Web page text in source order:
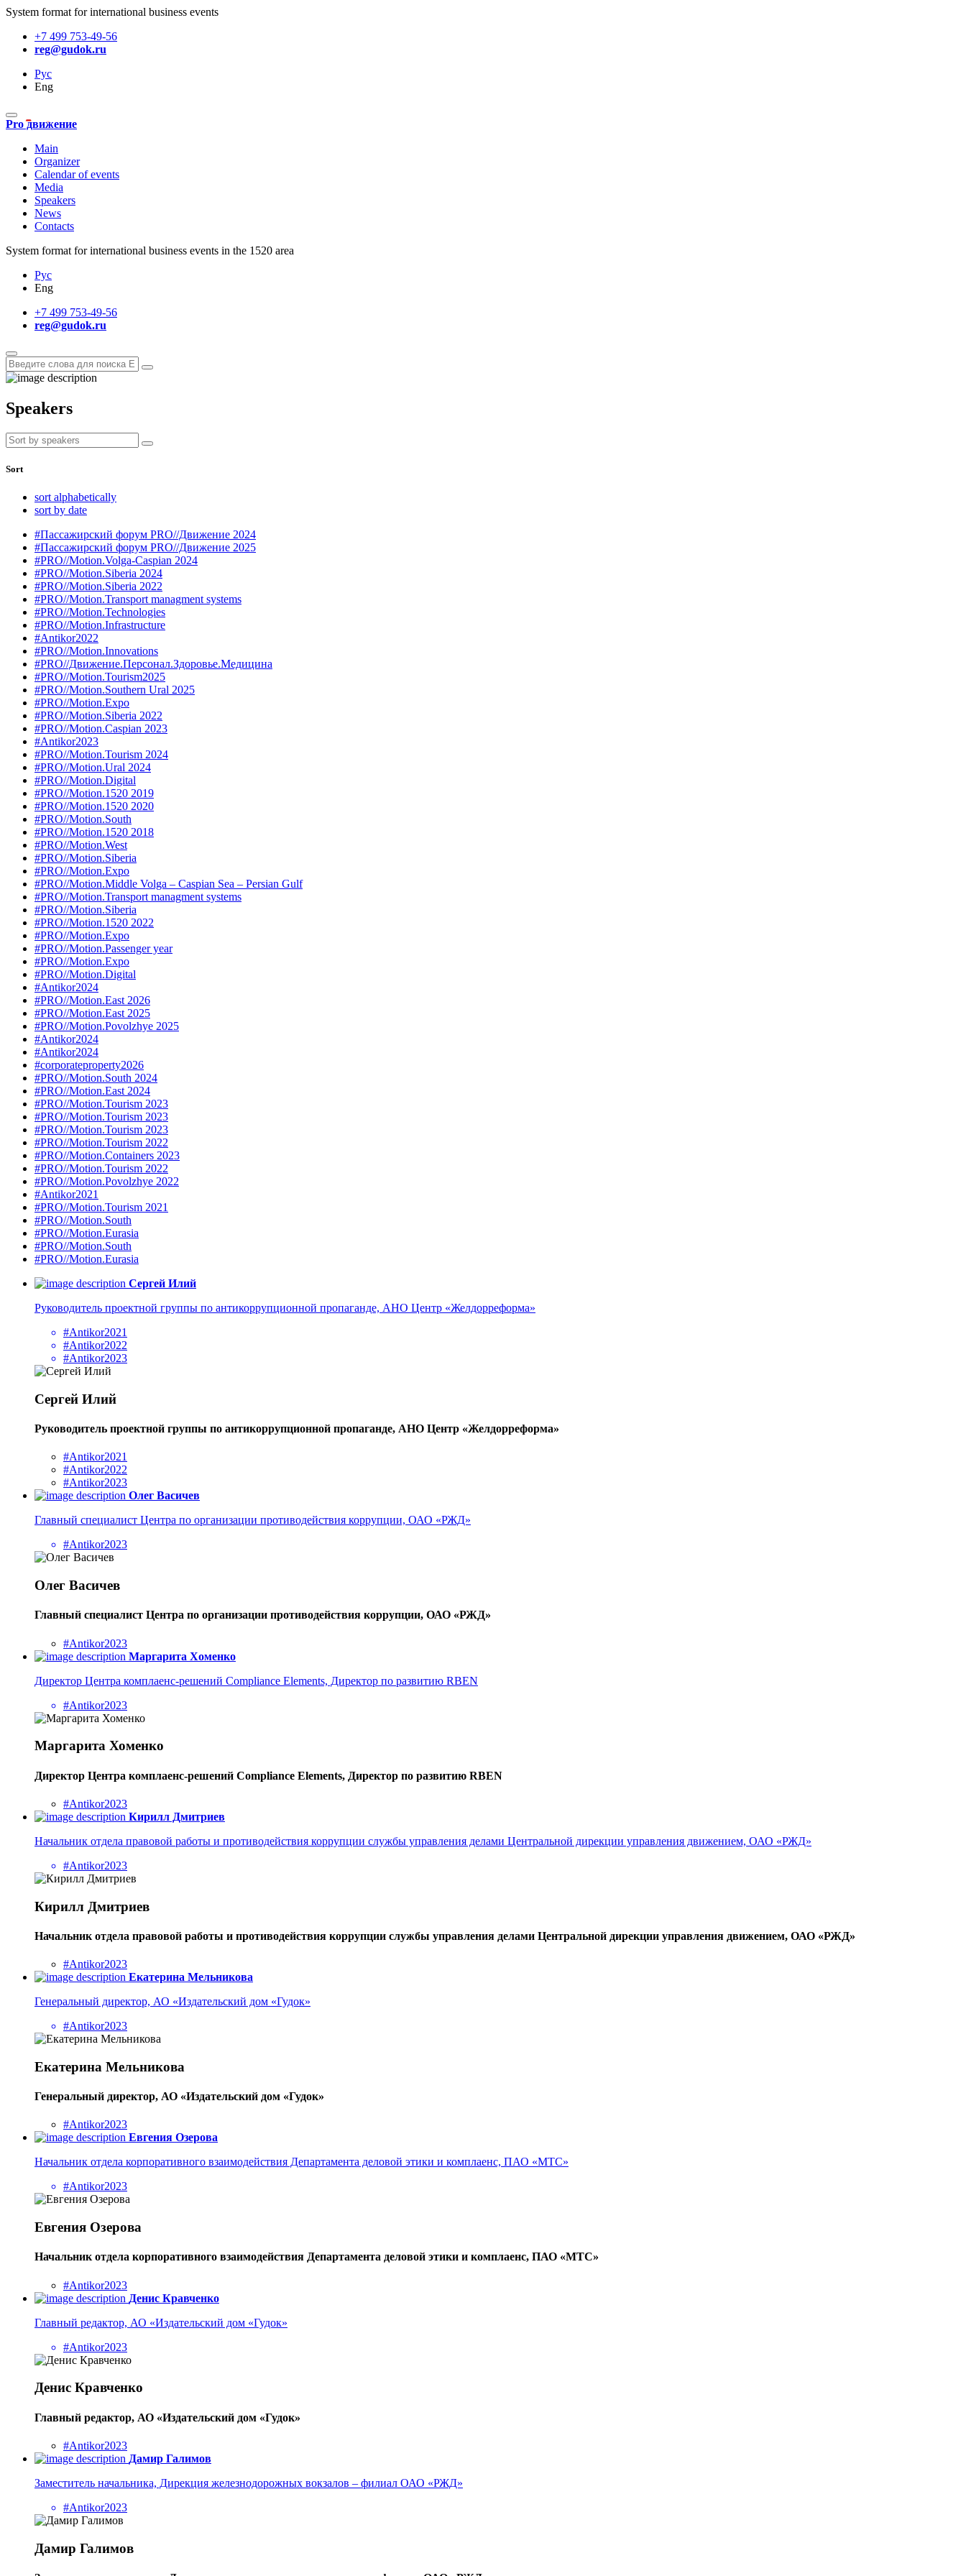
System format for international business events
+7 499 753-49-56
reg@gudok.ru
Рус
Eng
Pro движение
Main
Organizer
Calendar of events
Media
Speakers
News
Contacts
System format for international business events in the 1520 area
Рус
Eng
+7 499 753-49-56
reg@gudok.ru
Speakers
Sort
sort alphabetically
sort by date
#Пассажирский форум PRO//Движение 2024
#Пассажирский форум PRO//Движение 2025
#PRO//Motion.Volga-Caspian 2024
#PRO//Motion.Siberia 2024
#PRO//Motion.Siberia 2022
#PRO//Motion.Transport managment systems
#PRO//Motion.Technologies
#PRO//Motion.Infrastructure
#Antikor2022
#PRO//Motion.Innovations
#PRO//Движение.Персонал.Здоровье.Медицина
#PRO//Motion.Tourism2025
#PRO//Motion.Southern Ural 2025
#PRO//Motion.Expo
#PRO//Motion.Siberia 2022
#PRO//Motion.Caspian 2023
#Antikor2023
#PRO//Motion.Tourism 2024
#PRO//Motion.Ural 2024
#PRO//Motion.Digital
#PRO//Motion.1520 2019
#PRO//Motion.1520 2020
#PRO//Motion.South
#PRO//Motion.1520 2018
#PRO//Motion.West
#PRO//Motion.Siberia
#PRO//Motion.Expo
#PRO//Motion.Middle Volga – Caspian Sea – Persian Gulf
#PRO//Motion.Transport managment systems
#PRO//Motion.Siberia
#PRO//Motion.1520 2022
#PRO//Motion.Expo
#PRO//Motion.Passenger year
#PRO//Motion.Expo
#PRO//Motion.Digital
#Antikor2024
#PRO//Motion.East 2026
#PRO//Motion.East 2025
#PRO//Motion.Povolzhye 2025
#Antikor2024
#Antikor2024
#corporateproperty2026
#PRO//Motion.South 2024
#PRO//Motion.East 2024
#PRO//Motion.Tourism 2023
#PRO//Motion.Tourism 2023
#PRO//Motion.Tourism 2023
#PRO//Motion.Tourism 2022
#PRO//Motion.Containers 2023
#PRO//Motion.Tourism 2022
#PRO//Motion.Povolzhye 2022
#Antikor2021
#PRO//Motion.Tourism 2021
#PRO//Motion.South
#PRO//Motion.Eurasia
#PRO//Motion.South
#PRO//Motion.Eurasia
Сергей Илий
Руководитель проектной группы по антикоррупционной пропаганде, АНО Центр «Желдорреформа»
#Antikor2021
#Antikor2022
#Antikor2023
Сергей Илий
Руководитель проектной группы по антикоррупционной пропаганде, АНО Центр «Желдорреформа»
#Antikor2021
#Antikor2022
#Antikor2023
Олег Васичев
Главный специалист Центра по организации противодействия коррупции, ОАО «РЖД»
#Antikor2023
Олег Васичев
Главный специалист Центра по организации противодействия коррупции, ОАО «РЖД»
#Antikor2023
Маргарита Хоменко
Директор Центра комплаенс-решений Compliance Elements, Директор по развитию RBEN
#Antikor2023
Маргарита Хоменко
Директор Центра комплаенс-решений Compliance Elements, Директор по развитию RBEN
#Antikor2023
Кирилл Дмитриев
Начальник отдела правовой работы и противодействия коррупции службы управления делами Центральной дирекции управления движением, ОАО «РЖД»
#Antikor2023
Кирилл Дмитриев
Начальник отдела правовой работы и противодействия коррупции службы управления делами Центральной дирекции управления движением, ОАО «РЖД»
#Antikor2023
Екатерина Мельникова
Генеральный директор, АО «Издательский дом «Гудок»
#Antikor2023
Екатерина Мельникова
Генеральный директор, АО «Издательский дом «Гудок»
#Antikor2023
Евгения Озерова
Начальник отдела корпоративного взаимодействия Департамента деловой этики и комплаенс, ПАО «МТС»
#Antikor2023
Евгения Озерова
Начальник отдела корпоративного взаимодействия Департамента деловой этики и комплаенс, ПАО «МТС»
#Antikor2023
Денис Кравченко
Главный редактор, АО «Издательский дом «Гудок»
#Antikor2023
Денис Кравченко
Главный редактор, АО «Издательский дом «Гудок»
#Antikor2023
Дамир Галимов
Заместитель начальника, Дирекция железнодорожных вокзалов – филиал ОАО «РЖД»
#Antikor2023
Дамир Галимов